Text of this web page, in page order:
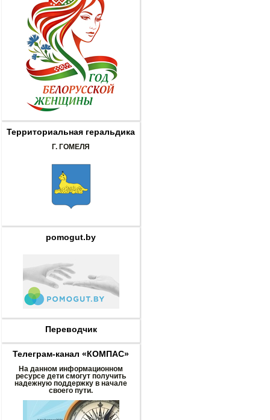
Территориальная геральдика
Г. ГОМЕЛЯ
pomogut.by
Переводчик
Телеграм-канал «КОМПАС»
На данном информационном
ресурсе дети смогут получить
надежную поддержку в начале
своего пути.